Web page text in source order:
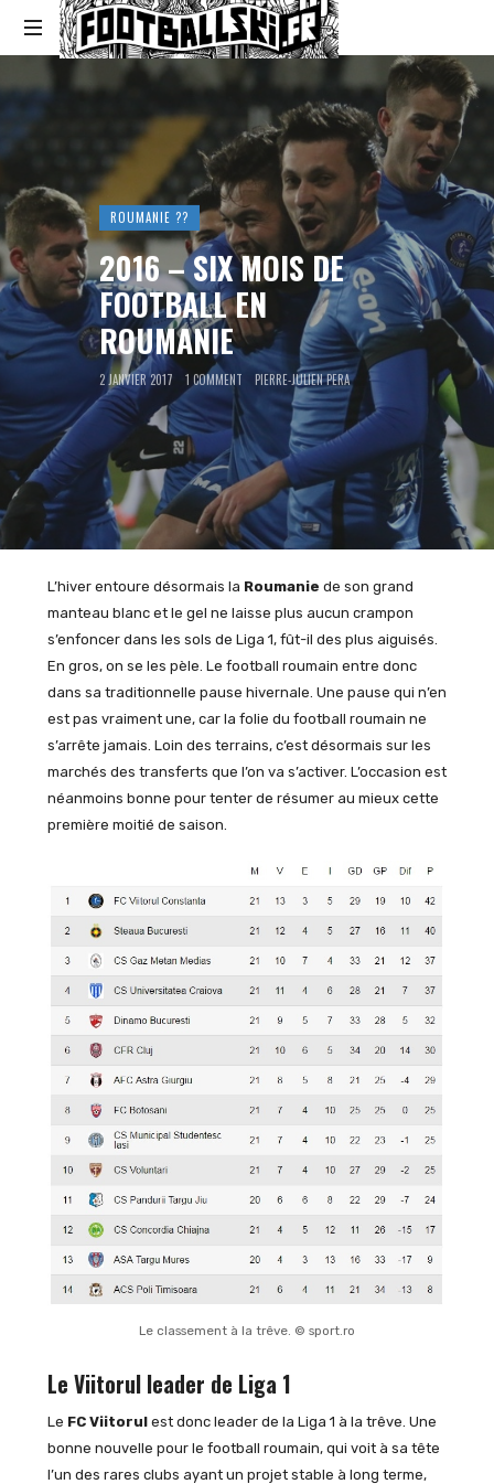
Footballski
d'Europe
de
l'Est
ROUMANIE ??
2016 – SIX MOIS DE
FOOTBALL EN
ROUMANIE
2 JANVIER 2017 1 COMMENT PIERRE-JULIEN PERA
L’hiver entoure désormais la Roumanie de son grand
manteau blanc et le gel ne laisse plus aucun crampon
s’enfoncer dans les sols de Liga 1, fût-il des plus aiguisés.
En gros, on se les pèle. Le football roumain entre donc
dans sa traditionnelle pause hivernale. Une pause qui n’en
est pas vraiment une, car la folie du football roumain ne
s’arrête jamais. Loin des terrains, c’est désormais sur les
marchés des transferts que l’on va s’activer. L’occasion est
néanmoins bonne pour tenter de résumer au mieux cette
première moitié de saison.
Le classement à la trêve. © sport.ro
Le Viitorul leader de Liga 1
Le FC Viitorulest donc leader de la Liga 1 à la trêve. Une
bonne nouvelle pour le football roumain, qui voit à sa tête
l’un des rares clubs ayant un projet stable à long terme,